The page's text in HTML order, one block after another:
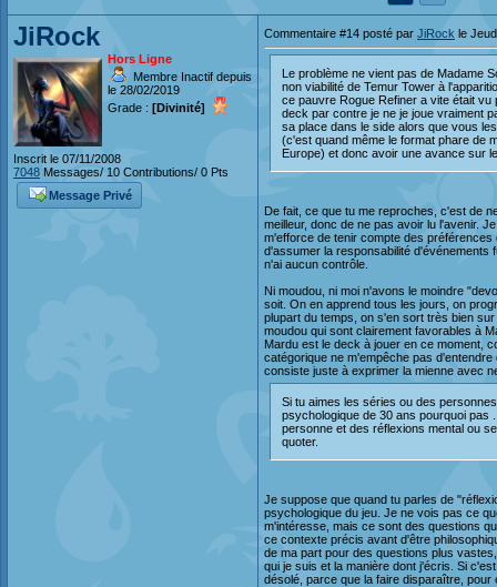
JiRock
Hors Ligne
Membre Inactif depuis
le 28/02/2019
Grade : [Divinité]
Inscrit le 07/11/2008
7048 Messages/ 10 Contributions/ 0 Pts
Message Privé
Commentaire #14 posté par JiRock le
Le problème ne vient pas de Madame
non viabilité de Temur Tower à
ce pauvre Rogue Refiner a vite était
deck par contre je ne je joue vraiment
sa place dans le side alors que vous
(c'est quand même le format phare de
Europe) et donc avoir une avance sur
De fait, ce que tu me reproches, c'est de
meilleur, donc de ne pas avoir lu l'avenir.
m'efforce de tenir compte des
d'assumer la responsabilité d'événements
n'ai aucun contrôle.
Ni moudou, ni moi n'avons le moindre
soit. On en apprend tous les jours, on
plupart du temps, on s'en sort très bien
moudou qui sont clairement favorables à
Mardu est le deck à jouer en ce moment,
catégorique ne m'empêche pas
consiste juste à exprimer la mienne avec
Si tu aimes les séries ou des
psychologique de 30 ans pourquoi pas
personne et des réflexions mental ou
quoter.
Je suppose que quand tu parles de
psychologique du jeu. Je ne vois pas ce
m'intéresse, mais ce sont des questions
ce contexte précis avant d'être
de ma part pour des questions plus
qui je suis et la manière dont j'écris. Si
désolé, parce que la faire disparaître,